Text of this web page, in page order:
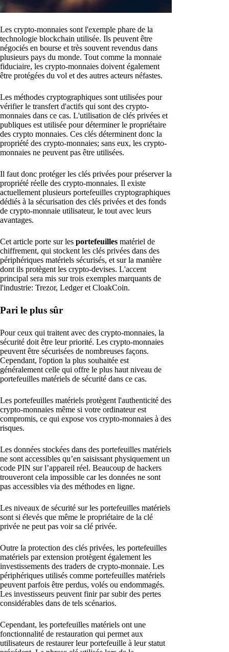
Les crypto-monnaies sont l'exemple phare de la
technologie blockchain utilisée. Ils peuvent être
négociés en bourse et très souvent revendus dans
plusieurs pays du monde. Tout comme la monnaie
fiduciaire, les crypto-monnaies doivent également
être protégées du vol et des autres acteurs néfastes.
Les méthodes cryptographiques sont utilisées pour
vérifier le transfert d'actifs qui sont des crypto-
monnaies dans ce cas. L'utilisation de clés privées et
publiques est utilisée pour déterminer le propriétaire
des crypto monnaies. Ces clés déterminent donc la
propriété des crypto-monnaies; sans eux, les crypto-
monnaies ne peuvent pas être utilisées.
Il faut donc protéger les clés privées pour préserver la
propriété réelle des crypto-monnaies. Il existe
actuellement plusieurs portefeuilles cryptographiques
dédiés à la sécurisation des clés privées et des fonds
de crypto-monnaie utilisateur, le tout avec leurs
avantages.
Cet article porte sur les portefeuilles matériel de
chiffrement, qui stockent les clés privées dans des
périphériques matériels sécurisés, et sur la manière
dont ils protègent les crypto-devises. L'accent
principal sera mis sur trois exemples marquants de
l'industrie: Trezor, Ledger et CloakCoin.
Pari le plus sûr
Pour ceux qui traitent avec des crypto-monnaies, la
sécurité doit être leur priorité. Les crypto-monnaies
peuvent être sécurisées de nombreuses façons.
Cependant, l'option la plus souhaitée est
généralement celle qui offre le plus haut niveau de
portefeuilles matériels de sécurité dans ce cas.
Les portefeuilles matériels protègent l'authenticité des
crypto-monnaies même si votre ordinateur est
compromis, ce qui expose vos crypto-monnaies à des
risques.
Les données stockées dans des portefeuilles matériels
ne sont accessibles qu’en saisissant physiquement un
code PIN sur l’appareil réel. Beaucoup de hackers
trouveront cela impossible car les données ne sont
pas accessibles via des méthodes en ligne.
Les niveaux de sécurité sur les portefeuilles matériels
sont si élevés que même le propriétaire de la clé
privée ne peut pas voir sa clé privée.
Outre la protection des clés privées, les portefeuilles
matériels par extension protègent également les
investissements des traders de crypto-monnaie. Les
périphériques utilisés comme portefeuilles matériels
peuvent parfois être perdus, volés ou endommagés.
Les investisseurs peuvent finir par subir des pertes
considérables dans de tels scénarios.
Cependant, les portefeuilles matériels ont une
fonctionnalité de restauration qui permet aux
utilisateurs de restaurer leur portefeuille à leur statut